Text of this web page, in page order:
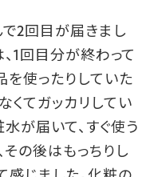
2回目が届きまし
1回目分が終わって
を使ったりしていた
くてガッカリしてい
が届いて、すぐ使う
その後はもっちりし